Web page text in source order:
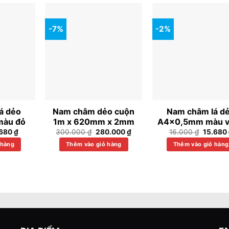
dẻo
đỏ
₫.
₫Giá
hiện
là:
-7%
Nam châm dẻo cuộn
1m x 620mm x 2mm
300.000₫ Giá
gốc
là:
300.000 ₫.
280.000₫Giá
Thêm vào giỏ hàng
-2%
Nam châm lá
A4x0,5mm màu
16.000₫ Giá
gốc
là:
16.000
15.680
Thêm vào giỏ hàng